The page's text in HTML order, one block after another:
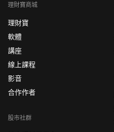
理財寶商城
理財寶
軟體
講座
線上課程
影音
合作作者
股市社群